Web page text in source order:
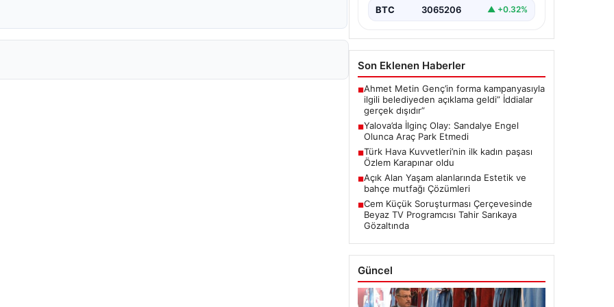
BTC 3065206 ▲ +0.32%
Son Eklenen Haberler
■Ahmet Metin Genç’in forma kampanyasıyla
ilgili belediyeden açıklama geldi” İddialar
gerçek dışıdır”
■Yalova’da İlginç Olay: Sandalye Engel
Olunca Araç Park Etmedi
■Türk Hava Kuvvetleri’nin ilk kadın paşası
Özlem Karapınar oldu
■Açık Alan Yaşam alanlarında Estetik ve
bahçe mutfağı Çözümleri
■Cem Küçük Soruşturması Çerçevesinde
Beyaz TV Programcısı Tahir Sarıkaya
Gözaltında
Güncel